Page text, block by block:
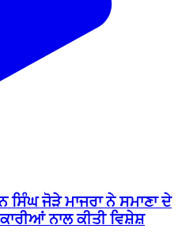
ਜੋੜੇ ਮਾਜਰਾ ਨੇ ਸਮਾਣਾ ਦੇ
ਨਾਲ ਕੀਤੀ ਵਿਸ਼ੇਸ਼